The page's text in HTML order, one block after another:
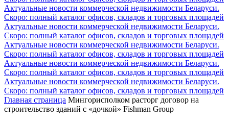
Актуальные новости коммерческой недвижимости Беларуси.
Скоро: полный каталог офисов, складов и торговых площадей
Актуальные новости коммерческой недвижимости Беларуси.
Скоро: полный каталог офисов, складов и торговых площадей
Актуальные новости коммерческой недвижимости Беларуси.
Скоро: полный каталог офисов, складов и торговых площадей
Актуальные новости коммерческой недвижимости Беларуси.
Скоро: полный каталог офисов, складов и торговых площадей
Актуальные новости коммерческой недвижимости Беларуси.
Скоро: полный каталог офисов, складов и торговых площадей
Главная страница Мингорисполком расторг договор на
строительство зданий с «дочкой» Fishman Group